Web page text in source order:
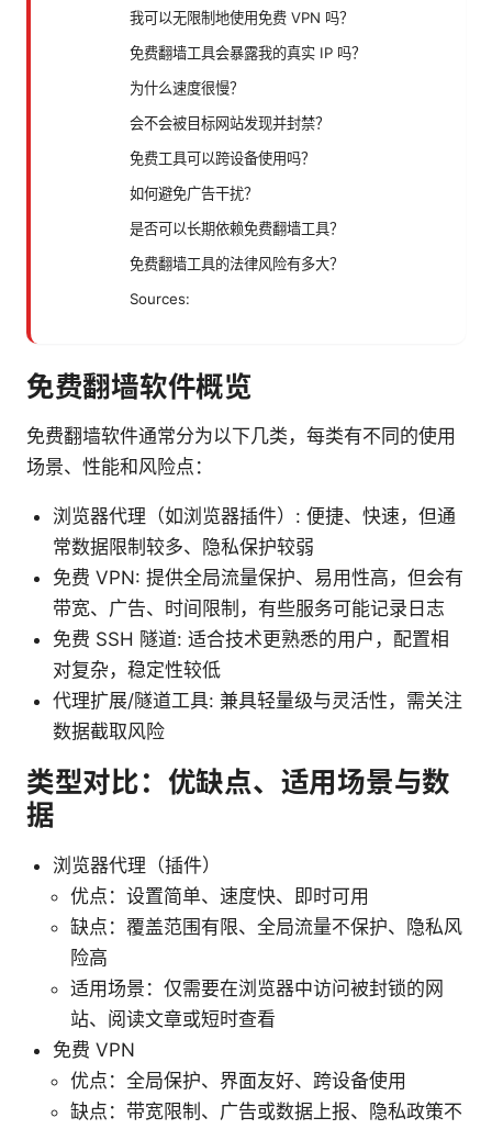
我可以无限制地使用免费 VPN 吗？
免费翻墙工具会暴露我的真实 IP 吗？
为什么速度很慢？
会不会被目标网站发现并封禁？
免费工具可以跨设备使用吗？
如何避免广告干扰？
是否可以长期依赖免费翻墙工具？
免费翻墙工具的法律风险有多大？
Sources:
免费翻墙软件概览
免费翻墙软件通常分为以下几类，每类有不同的使用
场景、性能和风险点：
浏览器代理（如浏览器插件）: 便捷、快速，但通
常数据限制较多、隐私保护较弱
免费 VPN: 提供全局流量保护、易用性高，但会有
带宽、广告、时间限制，有些服务可能记录日志
免费 SSH 隧道: 适合技术更熟悉的用户，配置相
对复杂，稳定性较低
代理扩展/隧道工具: 兼具轻量级与灵活性，需关注
数据截取风险
类型对比：优缺点、适用场景与数
据
浏览器代理（插件）
优点：设置简单、速度快、即时可用
缺点：覆盖范围有限、全局流量不保护、隐私风
险高
适用场景：仅需要在浏览器中访问被封锁的网
站、阅读文章或短时查看
免费 VPN
优点：全局保护、界面友好、跨设备使用
缺点：带宽限制、广告或数据上报、隐私政策不